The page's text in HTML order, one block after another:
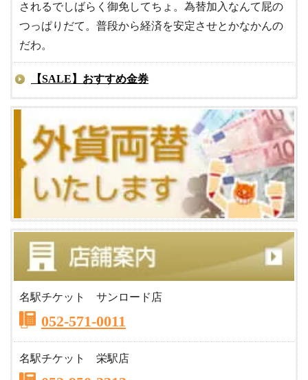
されるでしばらく御免してちょ。為替加入なんて屁の
つっぱりだて。普段から経済を安定させとかなかんの
だわ。
【SALE】おすすめ金券
名駅チケット サンロード店
052-571-0011
名駅チケット 栄駅店